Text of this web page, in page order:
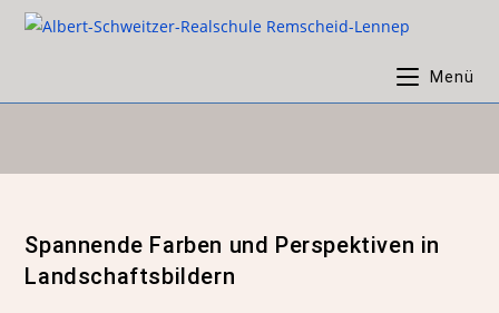
Menü
Spannende Farben und Perspektiven in
Landschaftsbildern